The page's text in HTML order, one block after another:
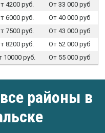
4200 руб.
От 33 000 руб
6000 руб.
От 40 000 руб
7500 руб.
От 43 000 руб
8200 руб.
От 52 000 руб
10000 руб. От 55 000 руб
районы в